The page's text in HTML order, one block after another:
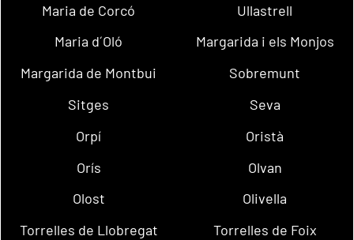
Maria de Corcó
Ullastrell
Maria d´Oló
Margarida i els Monjos
Margarida de Montbui
Sobremunt
Sitges
Seva
Orpí
Oristà
Orís
Olvan
Olost
Olivella
Torrelles de Llobregat
Torrelles de Foix